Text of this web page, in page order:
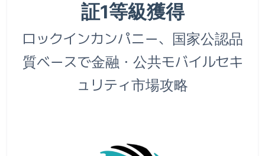
証1等級獲得
ロックインカンパニー、国家公認品
質ベースで金融・公共モバイルセキ
ュリティ市場攻略